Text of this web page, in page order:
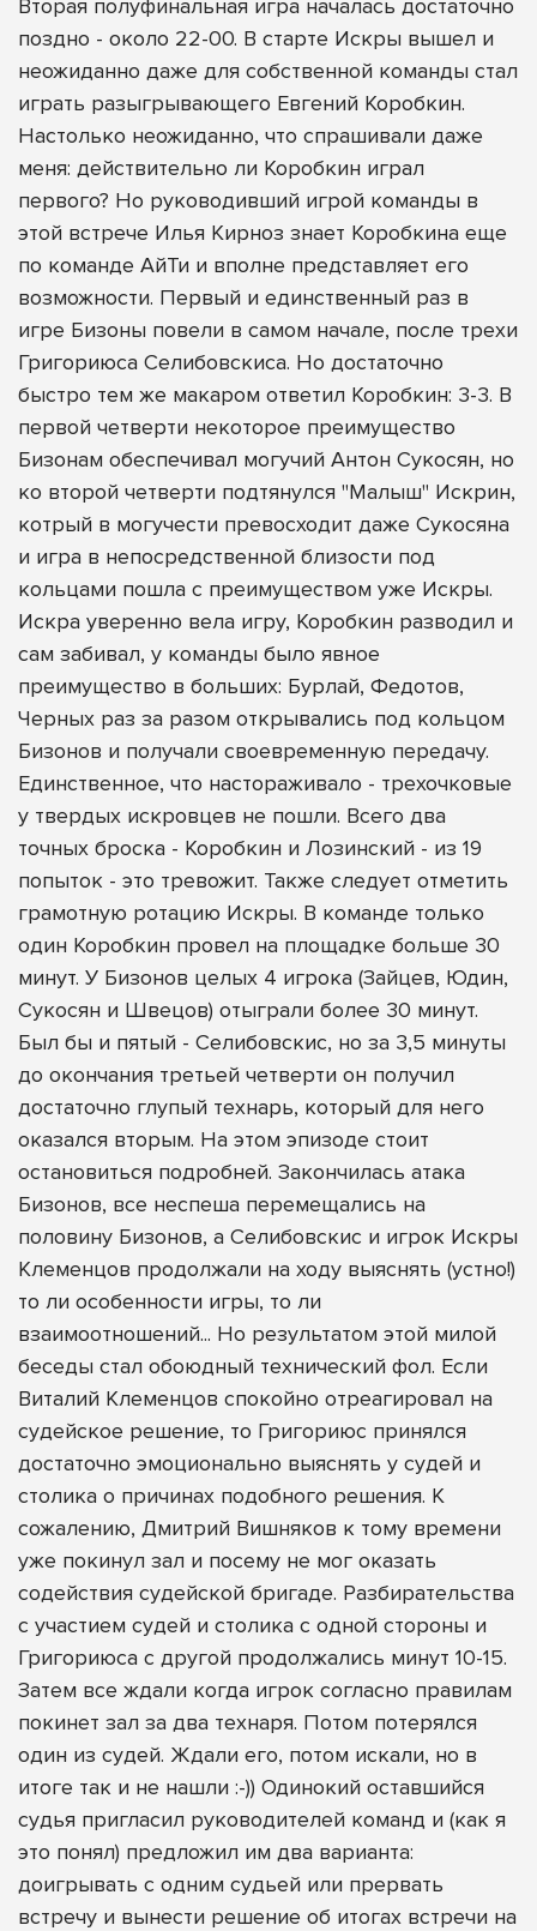
Вторая полуфинальная игра началась достаточно
поздно - около 22-00. В старте Искры вышел и
неожиданно даже для собственной команды стал
играть разыгрывающего Евгений Коробкин.
Настолько неожиданно, что спрашивали даже
меня: действительно ли Коробкин играл
первого? Но руководивший игрой команды в
этой встрече Илья Кирноз знает Коробкина еще
по команде АйТи и вполне представляет его
возможности. Первый и единственный раз в
игре Бизоны повели в самом начале, после трехи
Григориюса Селибовскиса. Но достаточно
быстро тем же макаром ответил Коробкин: 3-3. В
первой четверти некоторое преимущество
Бизонам обеспечивал могучий Антон Сукосян, но
ко второй четверти подтянулся "Малыш" Искрин,
котрый в могучести превосходит даже Сукосяна
и игра в непосредственной близости под
кольцами пошла с преимуществом уже Искры.
Искра уверенно вела игру, Коробкин разводил и
сам забивал, у команды было явное
преимущество в больших: Бурлай, Федотов,
Черных раз за разом открывались под кольцом
Бизонов и получали своевременную передачу.
Единственное, что настораживало - трехочковые
у твердых искровцев не пошли. Всего два
точных броска - Коробкин и Лозинский - из 19
попыток - это тревожит. Также следует отметить
грамотную ротацию Искры. В команде только
один Коробкин провел на площадке больше 30
минут. У Бизонов целых 4 игрока (Зайцев, Юдин,
Сукосян и Швецов) отыграли более 30 минут.
Был бы и пятый - Селибовскис, но за 3,5 минуты
до окончания третьей четверти он получил
достаточно глупый технарь, который для него
оказался вторым. На этом эпизоде стоит
остановиться подробней. Закончилась атака
Бизонов, все неспеша перемещались на
половину Бизонов, а Селибовскис и игрок Искры
Клеменцов продолжали на ходу выяснять (устно!)
то ли особенности игры, то ли
взаимоотношений... Но результатом этой милой
беседы стал обоюдный технический фол. Если
Виталий Клеменцов спокойно отреагировал на
судейское решение, то Григориюс принялся
достаточно эмоционально выяснять у судей и
столика о причинах подобного решения. К
сожалению, Дмитрий Вишняков к тому времени
уже покинул зал и посему не мог оказать
содействия судейской бригаде. Разбирательства
с участием судей и столика с одной стороны и
Григориюса с другой продолжались минут 10-15.
Затем все ждали когда игрок согласно правилам
покинет зал за два технаря. Потом потерялся
один из судей. Ждали его, потом искали, но в
итоге так и не нашли :-)) Одинокий оставшийся
судья пригласил руководителей команд и (как я
это понял) предложил им два варианта:
доигрывать с одним судьей или прервать
встречу и вынести решение об итогах встречи на